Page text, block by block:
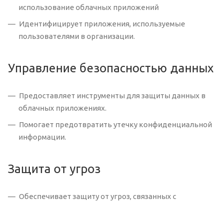
использование облачных приложений
Идентифицирует приложения, используемые
пользователями в организации.
Управление безопасностью данных
Предоставляет инструменты для защиты данных в
облачных приложениях.
Помогает предотвратить утечку конфиденциальной
информации.
Защита от угроз
Обеспечивает защиту от угроз, связанных с